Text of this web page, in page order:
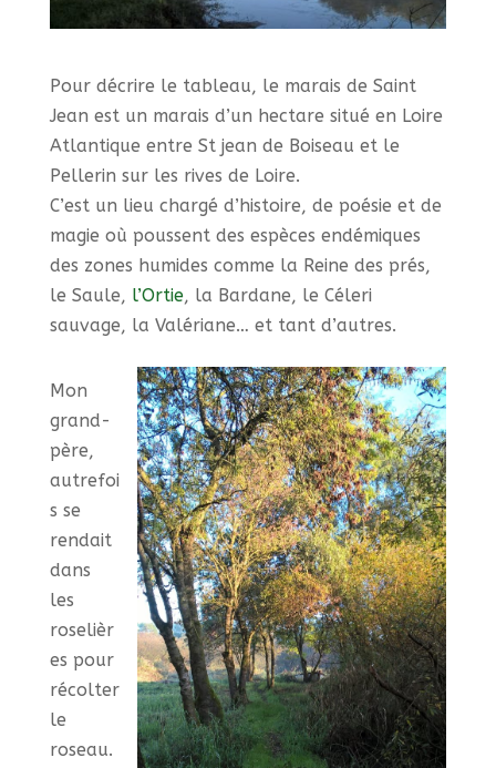
Pour décrire le tableau, le marais de Saint
Jean est un marais d’un hectare situé en Loire
Atlantique entre St jean de Boiseau et le
Pellerin sur les rives de Loire.
C’est un lieu chargé d’histoire, de poésie et de
magie où poussent des espèces endémiques
des zones humides comme la Reine des prés,
le Saule, l’Ortie, la Bardane, le Céleri
sauvage, la Valériane… et tant d’autres.
Mon
grand-
père,
autrefoi
s se
rendait
dans
les
roselièr
es pour
récolter
le
roseau.